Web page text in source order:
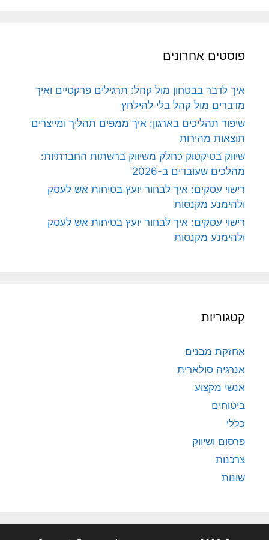
פוסטים אחרונים
איך לדבר בבטחון מול קהל: תרגילים פרקטיים ואיך
מדברים מול קהל בלי להילחץ
שיפור תהליכים בארגון: איך ממפים תהליך ומייצרים
תוצאות מהירות
שיווק בטיקטוק כחלק משיווק ברשתות החברתיות:
מהלכים שעובדים ב-2026
רישוי עסקים: איך לבחור יועץ בטיחות אש לעסק
ולהימנע מקנסות
רישוי עסקים: איך לבחור יועץ בטיחות אש לעסק
ולהימנע מקנסות
קטגוריות
אחזקת מבנים
אנרגיה סולארית
אנשי מקצוע
ביטוחים
כללי
פרסום ושיווק
צרכנות
שונות